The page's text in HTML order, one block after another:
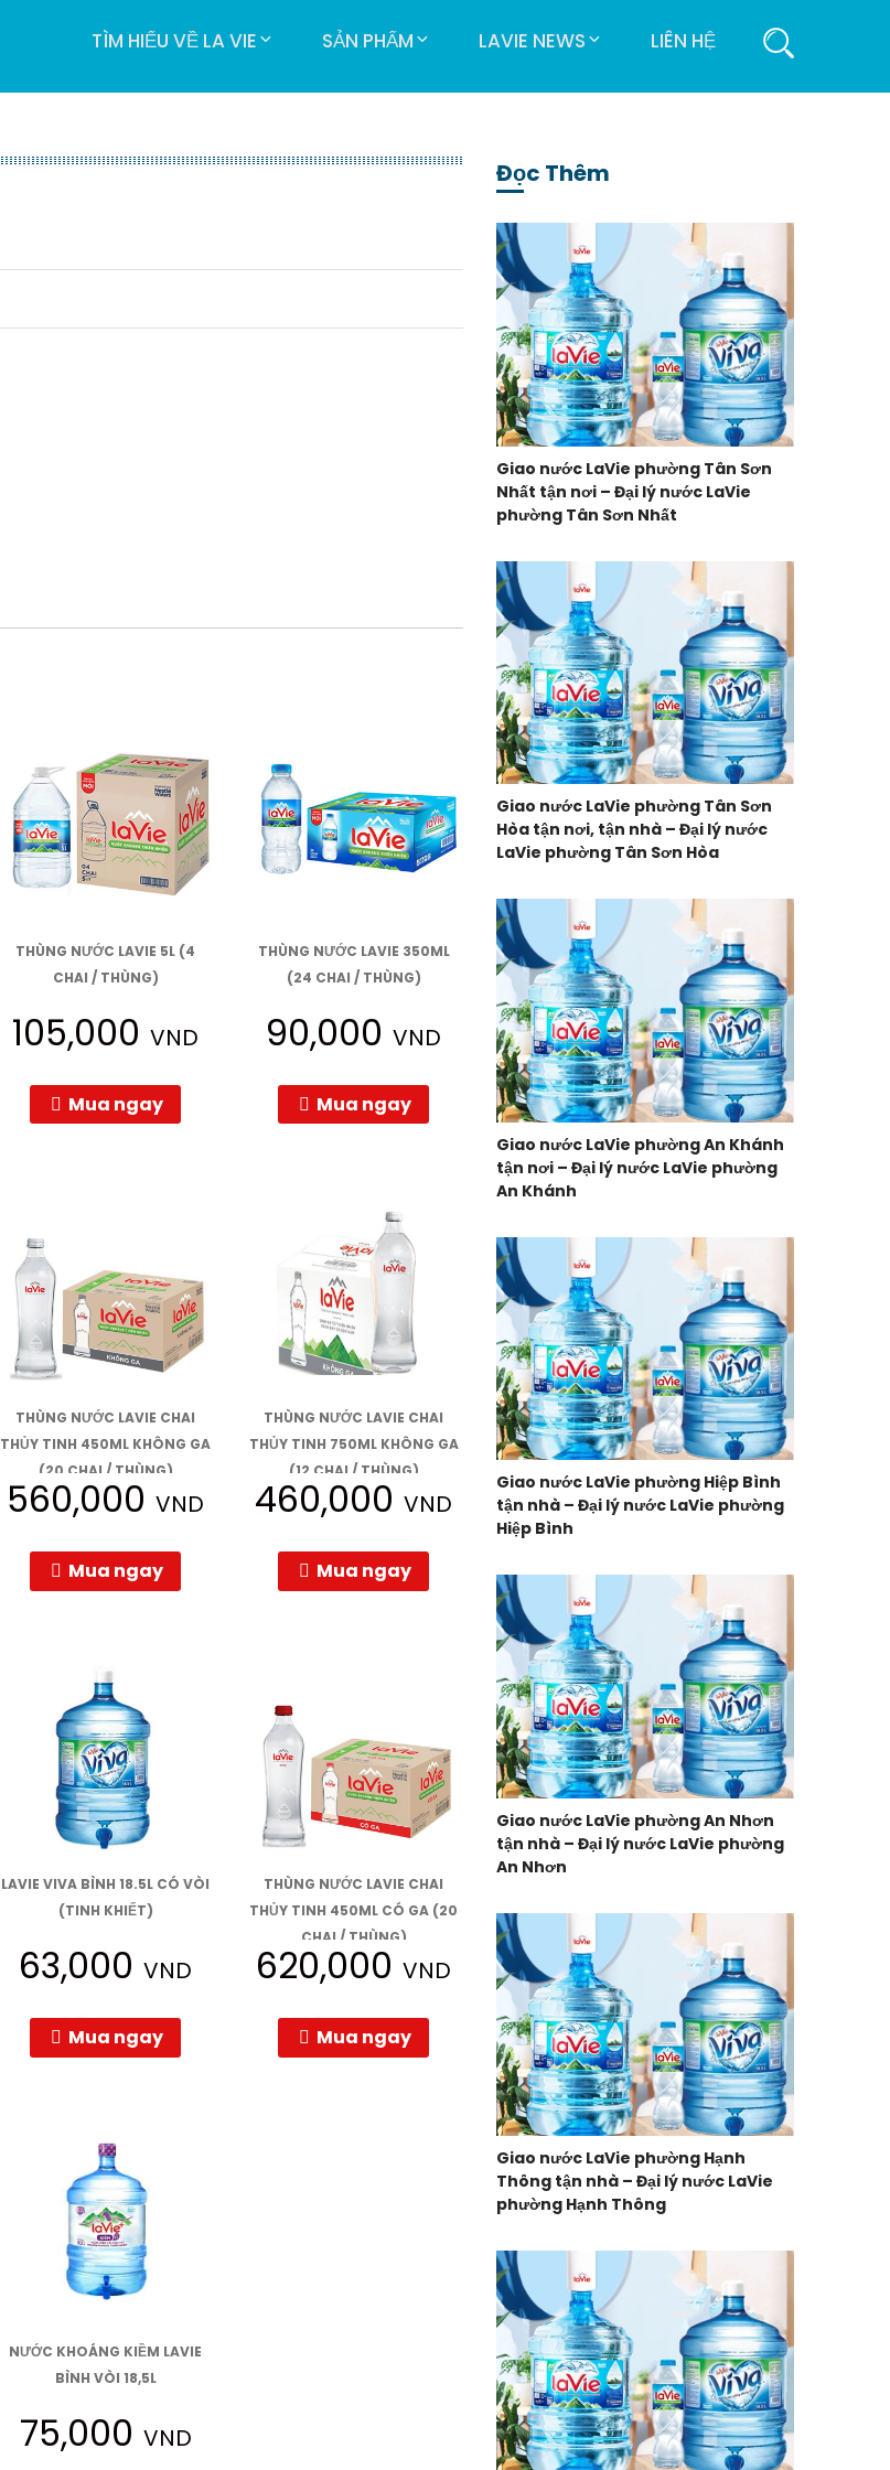
TÌM HIỂU VỀ LA VIE SẢN PHẨM LAVIE NEWS LIÊN HỆ
THÙNG NƯỚC LAVIE 5L (4
CHAI / THÙNG)
105,000VND
Mua ngay
THÙNG NƯỚC LAVIE 350ML
(24 CHAI / THÙNG)
90,000VND
Mua ngay
THÙNG NƯỚC LAVIE CHAI
THỦY TINH 450ML KHÔNG GA
(20 CHAI / THÙNG)
560,000VND
Mua ngay
THÙNG NƯỚC LAVIE CHAI
THỦY TINH 750ML KHÔNG GA
(12 CHAI / THÙNG)
460,000VND
Mua ngay
LAVIE VIVA BÌNH 18.5L CÓ VÒI
(TINH KHIẾT)
63,000VND
Mua ngay
THÙNG NƯỚC LAVIE CHAI
THỦY TINH 450ML CÓ GA (20
CHAI / THÙNG)
620,000VND
Mua ngay
NƯỚC KHOÁNG KIỀM LAVIE
BÌNH VÒI 18,5L
75,000 VND
Đọc Thêm
Giao nước LaVie phường Tân Sơn
Nhất tận nơi – Đại lý nước LaVie
phường Tân Sơn Nhất
Giao nước LaVie phường Tân Sơn
Hòa tận nơi, tận nhà – Đại lý nước
LaVie phường Tân Sơn Hòa
Giao nước LaVie phường An Khánh
tận nơi – Đại lý nước LaVie phường
An Khánh
Giao nước LaVie phường Hiệp Bình
tận nhà – Đại lý nước LaVie phường
Hiệp Bình
Giao nước LaVie phường An Nhơn
tận nhà – Đại lý nước LaVie phường
An Nhơn
Giao nước LaVie phường Hạnh
Thông tận nhà – Đại lý nước LaVie
phường Hạnh Thông